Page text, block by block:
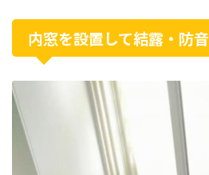
内窓を設置して結露・防音